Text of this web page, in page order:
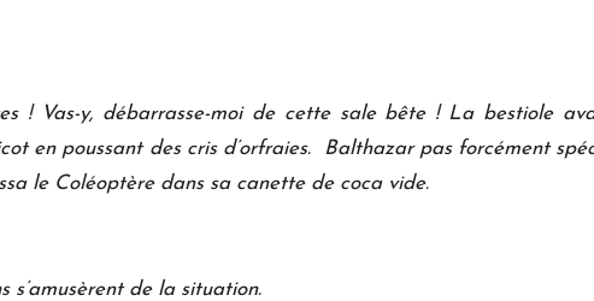
! Vas-y, débarrasse-moi de cette sale bête ! La bestiole
en poussant des cris d’orfraies. Balthazar pas forcément
le Coléoptère dans sa canette de coca vide.
s’amusèrent de la situation.